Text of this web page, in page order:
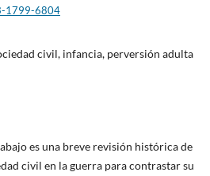
1799-6804
civil, infancia, perversión adulta
es una breve revisión histórica de
civil en la guerra para contrastar su